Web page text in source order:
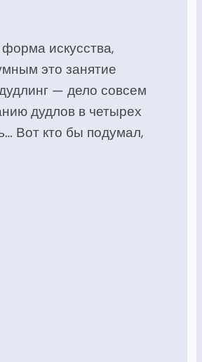
искусства,
это занятие
— дело совсем
дудлов в четырех
Вот кто бы подумал,